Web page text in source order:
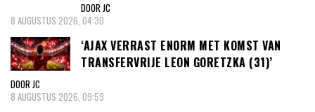
DOOR JC
8 AUGUSTUS 2026, 04:30
‘AJAX VERRAST ENORM MET KOMST VAN
TRANSFERVRIJE LEON GORETZKA (31)’
DOOR JC
8 AUGUSTUS 2026, 09:59